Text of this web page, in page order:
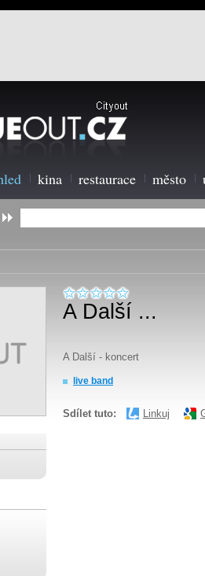
kina restaurace město
A Další ...
A Další - koncert
live band
Sdílet tuto: Linkuj